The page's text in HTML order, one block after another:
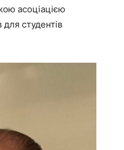
асоціацією
для студентів